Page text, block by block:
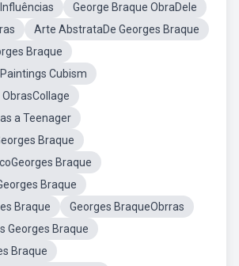
George Braque ObraDele
Arte AbstrataDe Georges Braque
Braque
Cubism
a Teenager
Braque
Braque
Braque
Braque
Georges BraqueObrras
Georges Braque
Braque